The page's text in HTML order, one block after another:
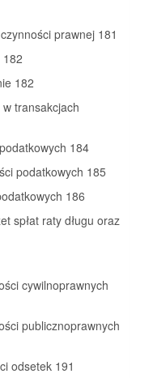
prawnej 181
182
transakcjach
184
podatkowych 185
186
spłat raty długu oraz
cywilnoprawnych
publicznoprawnych
odsetek 191